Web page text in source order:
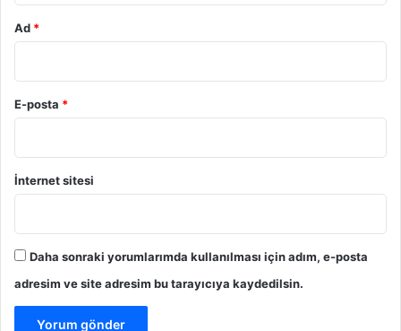
Ad *
E-posta *
İnternet sitesi
Daha sonraki yorumlarımda kullanılması için adım, e-posta
adresim ve site adresim bu tarayıcıya kaydedilsin.